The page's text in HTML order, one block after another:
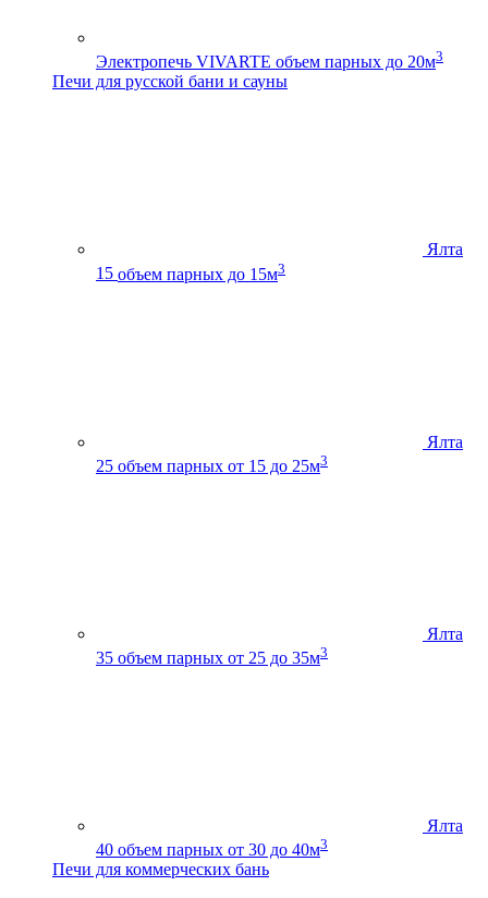
Электропечь VIVARTE объем парных до 20м3
Печи для русской бани и сауны
Ялта
15 объем парных до 15м3
Ялта
25 объем парных от 15 до 25м3
Ялта
35 объем парных от 25 до 35м3
Ялта
40 объем парных от 30 до 40м3
Печи для коммерческих бань